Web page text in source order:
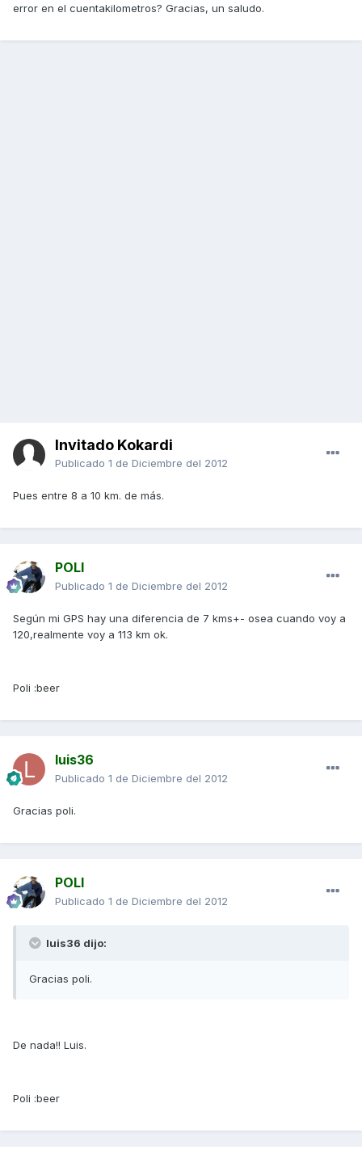
error en el cuentakilometros? Gracias, un saludo.
Invitado Kokardi
Publicado 1 de Diciembre del 2012
Pues entre 8 a 10 km. de más.
POLI
Publicado 1 de Diciembre del 2012
Según mi GPS hay una diferencia de 7 kms+- osea cuando voy a
120,realmente voy a 113 km ok.
Poli :beer
luis36
Publicado 1 de Diciembre del 2012
Gracias poli.
POLI
Publicado 1 de Diciembre del 2012
luis36 dijo:
Gracias poli.
De nada!! Luis.
Poli :beer